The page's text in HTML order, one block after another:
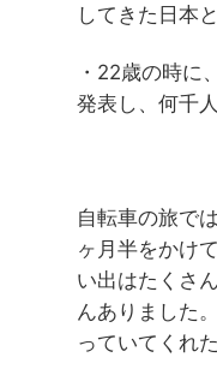
してきた日本
・22歳の時に
発表し、何千
自転車の旅で
ヶ月半をかけ
い出はたくさ
んありました
っていてくれ